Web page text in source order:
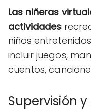
Las niñeras
actividades
niños
incluir juegos,
cuentos,
Supervisión